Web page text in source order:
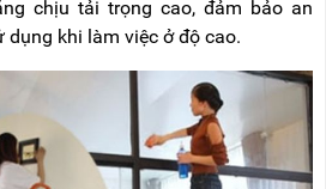
chịu tải trọng cao, đảm bảo an
khi làm việc ở độ cao.